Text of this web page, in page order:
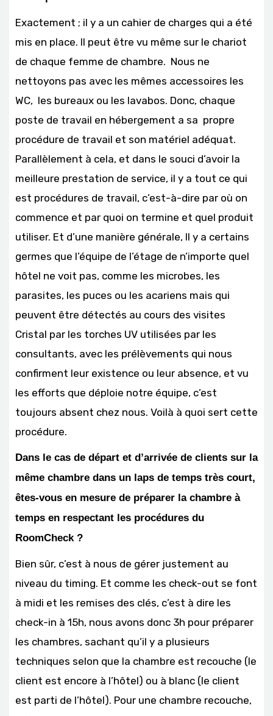
Exactement ; il y a un cahier de charges qui a été
mis en place. Il peut être vu même sur le chariot
de chaque femme de chambre. Nous ne
nettoyons pas avec les mêmes accessoires les
WC, les bureaux ou les lavabos. Donc, chaque
poste de travail en hébergement a sa propre
procédure de travail et son matériel adéquat.
Parallèlement à cela, et dans le souci d’avoir la
meilleure prestation de service, il y a tout ce qui
est procédures de travail, c’est-à-dire par où on
commence et par quoi on termine et quel produit
utiliser. Et d’une manière générale, Il y a certains
germes que l’équipe de l’étage de n’importe quel
hôtel ne voit pas, comme les microbes, les
parasites, les puces ou les acariens mais qui
peuvent être détectés au cours des visites
Cristal par les torches UV utilisées par les
consultants, avec les prélèvements qui nous
confirment leur existence ou leur absence, et vu
les efforts que déploie notre équipe, c’est
toujours absent chez nous. Voilà à quoi sert cette
procédure.
Dans le cas de départ et d’arrivée de clients sur la
même chambre dans un laps de temps très court,
êtes-vous en mesure de préparer la chambre à
temps en respectant les procédures du
RoomCheck ?
Bien sûr, c’est à nous de gérer justement au
niveau du timing. Et comme les check-out se font
à midi et les remises des clés, c’est à dire les
check-in à 15h, nous avons donc 3h pour préparer
les chambres, sachant qu’il y a plusieurs
techniques selon que la chambre est recouche (le
client est encore à l’hôtel) ou à blanc (le client
est parti de l’hôtel). Pour une chambre recouche,